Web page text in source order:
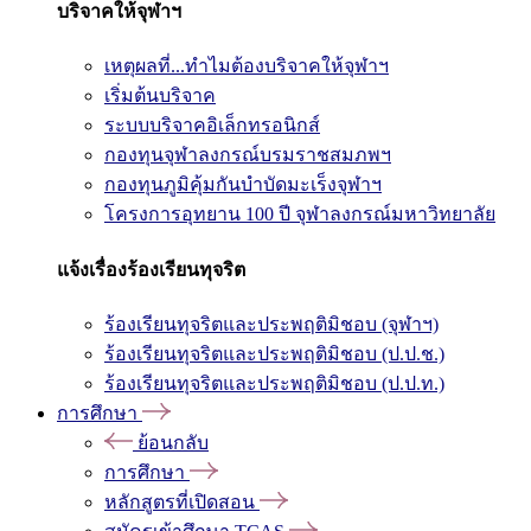
บริจาคให้จุฬาฯ
เหตุผลที่...ทำไมต้องบริจาคให้จุฬาฯ
เริ่มต้นบริจาค
ระบบบริจาคอิเล็กทรอนิกส์
กองทุนจุฬาลงกรณ์บรมราชสมภพฯ
กองทุนภูมิคุ้มกันบำบัดมะเร็งจุฬาฯ
โครงการอุทยาน 100 ปี จุฬาลงกรณ์มหาวิทยาลัย
แจ้งเรื่องร้องเรียนทุจริต
ร้องเรียนทุจริตและประพฤติมิชอบ (จุฬาฯ)
ร้องเรียนทุจริตและประพฤติมิชอบ (ป.ป.ช.)
ร้องเรียนทุจริตและประพฤติมิชอบ (ป.ป.ท.)
การศึกษา
ย้อนกลับ
การศึกษา
หลักสูตรที่เปิดสอน